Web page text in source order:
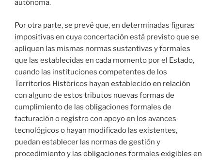
autónoma.
Por otra parte, se prevé que, en determinadas figuras
impositivas en cuya concertación está previsto que se
apliquen las mismas normas sustantivas y formales
que las establecidas en cada momento por el Estado,
cuando las instituciones competentes de los
Territorios Históricos hayan establecido en relación
con alguno de estos tributos nuevas formas de
cumplimiento de las obligaciones formales de
facturación o registro con apoyo en los avances
tecnológicos o hayan modificado las existentes,
puedan establecer las normas de gestión y
procedimiento y las obligaciones formales exigibles en